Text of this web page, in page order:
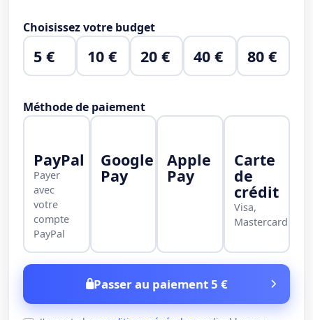
Choisissez votre budget
5 € 10 € 20 € 40 € 80 €
Méthode de paiement
PayPal
Payer
avec
votre
compte
PayPal
Google
Pay
Apple
Pay
Carte
de
crédit
Visa,
Mastercard
Passer au paiement 5 €